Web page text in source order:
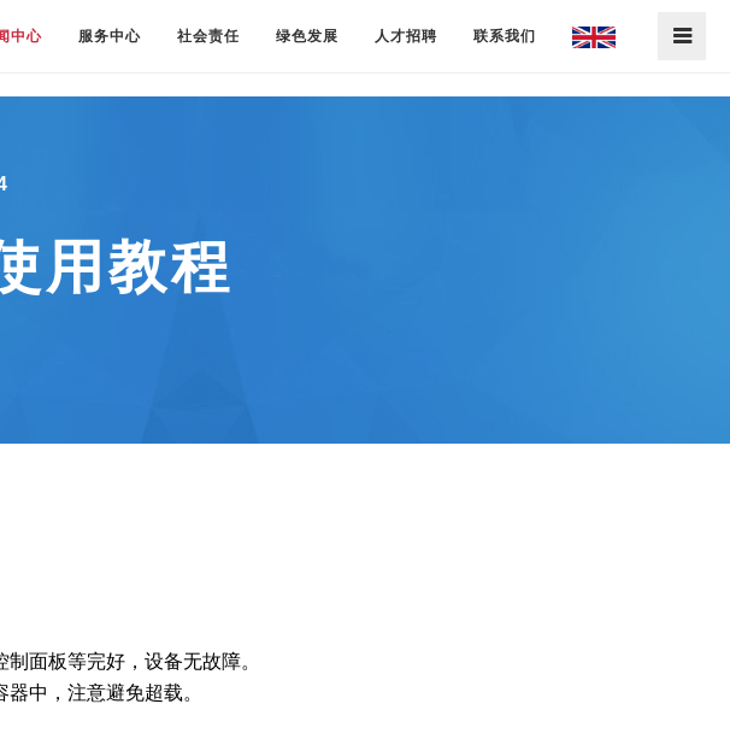
中心 服务中心 社会责任 绿色发展 人才招聘 联系我们
用教程
面板等完好，设备无故障。
中，注意避免超载。